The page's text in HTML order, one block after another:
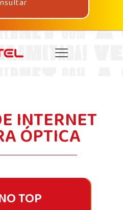
INTERNET
ÓPTICA
TOP